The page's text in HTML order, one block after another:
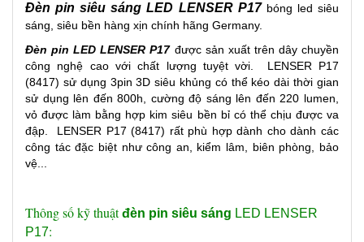
Đèn pin siêu sáng LED LENSER P17bóng led siêu
sáng, siêu bền hàng xịn chính hãng Germany.
Đèn pin LED LENSER P17được sản xuất trên dây chuyền
công nghệ cao với chất lượng tuyệt vời. LENSER P17
(8417) sử dụng 3pin 3D siêu khủng có thể kéo dài thời gian
sử dụng lên đến 800h, cường độ sáng lên đến 220 lumen,
vỏ được làm bằng hợp kim siêu bền bỉ có thể chịu được va
đập. LENSER P17 (8417) rất phù hợp dành cho dành các
công tác đặc biệt như công an, kiểm lâm, biên phòng, bảo
vệ...
Thông số kỹ thuật đèn pin siêu sáng LED LENSER
P17: